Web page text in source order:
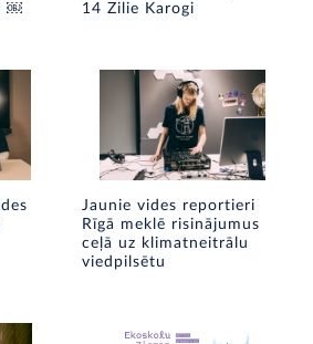
￼
14 Zilie Karogi
Jaunie vides reportieri
Rīgā meklē risinājumus
ceļā uz klimatneitrālu
viedpilsētu